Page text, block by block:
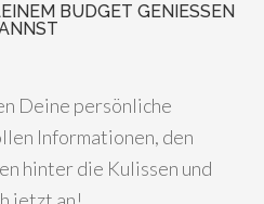
BUDGET GENIESSEN K
Deine persönliche
Informationen, den
hinter die Kulissen und